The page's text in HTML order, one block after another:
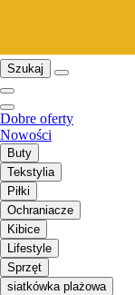
Szukaj
Dobre oferty
Nowości
Buty
Tekstylia
Piłki
Ochraniacze
Kibice
Lifestyle
Sprzęt
siatkówka plażowa